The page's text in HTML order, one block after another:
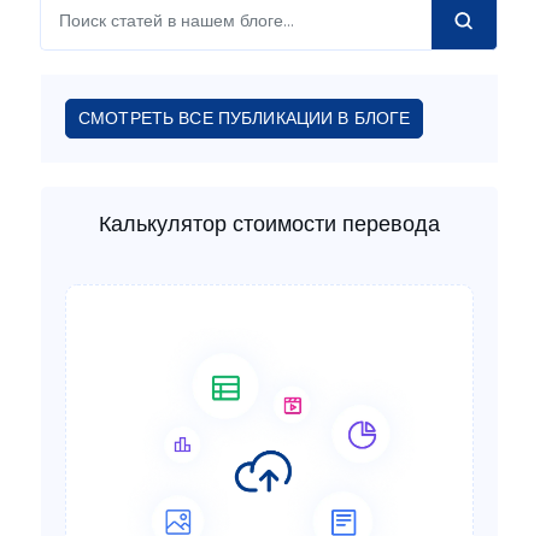
СМОТРЕТЬ ВСЕ ПУБЛИКАЦИИ В БЛОГЕ
Калькулятор стоимости перевода